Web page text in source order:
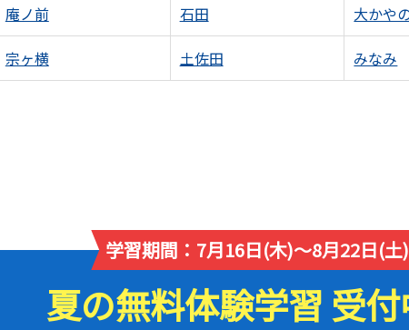
庵ノ前 石田 大かや
宗ヶ横 土佐田 みなみ
学習期間：7月16日(木)～8月22日(土)
夏の無料体験学習 受付